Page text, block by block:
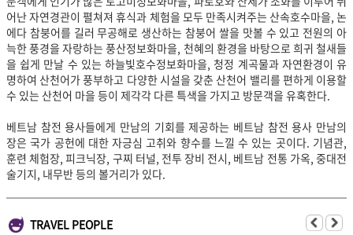
어난 자연경관이 펼쳐져 휴식과 체험을 모두 만족시켜주는 산속호수마을, 논
에다 참붕어를 길러 무공해로 생산하는 참붕어 쌀을 맛볼 수 있고 전원의 아
늑한 풍경을 자랑하는 풍산정보화마을, 천혜의 환경을 바탕으로 희귀 철새들
을 쉽게 만날 수 있는 하늘빛호수정보화마을, 청정 계곡물과 자연환경이 유
명하여 산천어가 풍부하고 다양한 시설을 갖춘 산천어 밸리를 편하게 이용할
수 있는 산천어 마을 등이 제각각 다른 특색을 가지고 방문객을 유혹한다.
베트남 참전 용사들에게 만남의 기회를 제공하는 베트남 참전 용사 만남의
장은 국가 공헌에 대한 자긍심 고취와 향수를 느낄 수 있는 곳이다. 기념관,
훈련 체험장, 피크닉장, 구찌 터널, 전투 장비 전시, 베트남 전통 가옥, 중대전
술기지, 내무반 등의 볼거리가 있다.
TRAVEL PEOPLE